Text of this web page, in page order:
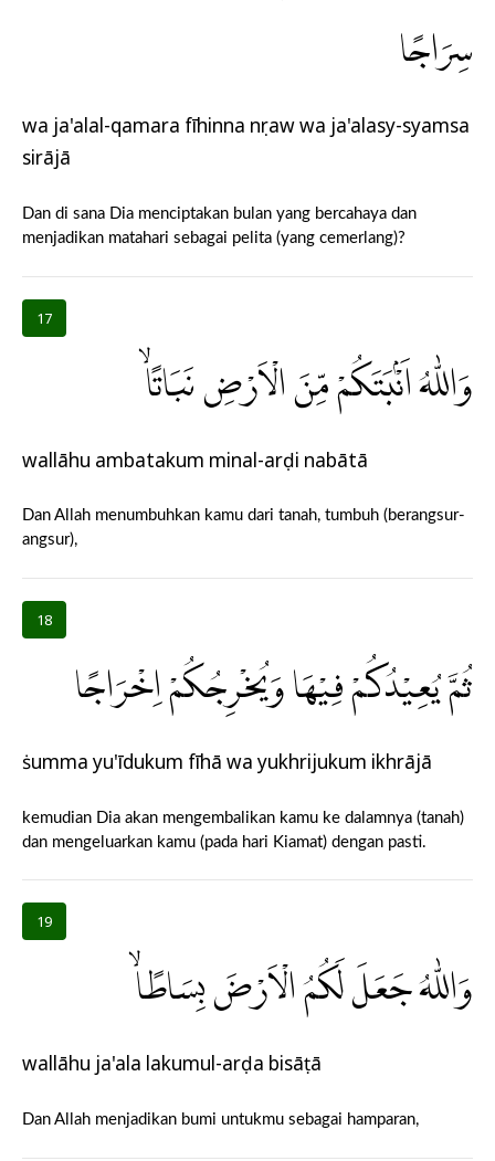
سِرَاجًا
wa ja'alal-qamara fīhinna nụraw wa ja'alasy-syamsa
sirājā
Dan di sana Dia menciptakan bulan yang bercahaya dan
menjadikan matahari sebagai pelita (yang cemerlang)?
17
وَاللّٰهُ اَنْۢبَتَكُمْ مِّنَ الْاَرْضِ نَبَاتًاۙ
wallāhu ambatakum minal-arḍi nabātā
Dan Allah menumbuhkan kamu dari tanah, tumbuh (berangsur-
angsur),
18
ثُمَّ يُعِيْدُكُمْ فِيْهَا وَيُخْرِجُكُمْ اِخْرَاجًا
ṡumma yu'īdukum fīhā wa yukhrijukum ikhrājā
kemudian Dia akan mengembalikan kamu ke dalamnya (tanah)
dan mengeluarkan kamu (pada hari Kiamat) dengan pasti.
19
وَاللّٰهُ جَعَلَ لَكُمُ الْاَرْضَ بِسَاطًاۙ
wallāhu ja'ala lakumul-arḍa bisāṭā
Dan Allah menjadikan bumi untukmu sebagai hamparan,